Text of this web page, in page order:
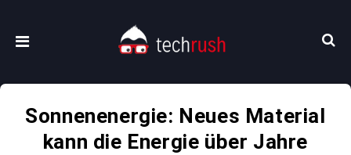
Sonnenenergie: Neues Material
kann die Energie über Jahre